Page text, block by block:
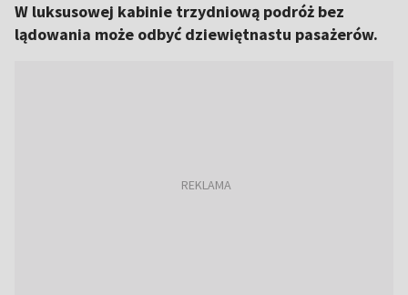
W luksusowej kabinie trzydniową podróż bez
lądowania może odbyć dziewiętnastu pasażerów.